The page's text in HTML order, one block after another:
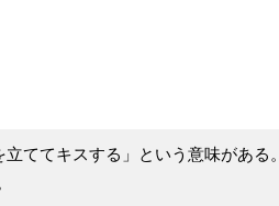
ててキスする」という意味がある。